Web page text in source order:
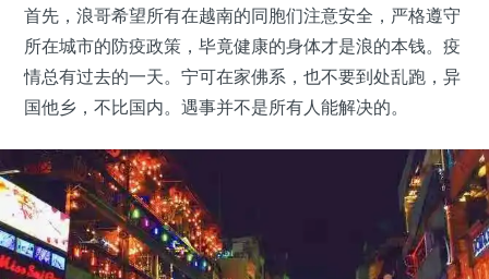
首先，浪哥希望所有在越南的同胞们注意安全，严格遵守
所在城市的防疫政策，毕竟健康的身体才是浪的本钱。疫
情总有过去的一天。宁可在家佛系，也不要到处乱跑，异
国他乡，不比国内。遇事并不是所有人能解决的。